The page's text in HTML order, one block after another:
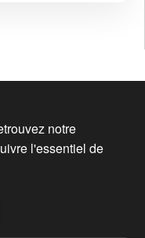
notre
l'essentiel de